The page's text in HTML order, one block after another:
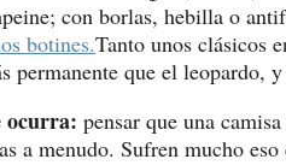
con borlas, hebilla o
botines.Tanto unos clásicos
permanente que el leopardo,
ocurra: pensar que una
a menudo. Sufren mucho